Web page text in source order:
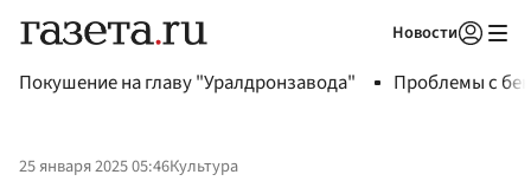
Новости
Покушение на главу "Уралдронзавода" Проблемы с
25 января 2025 05:46Культура